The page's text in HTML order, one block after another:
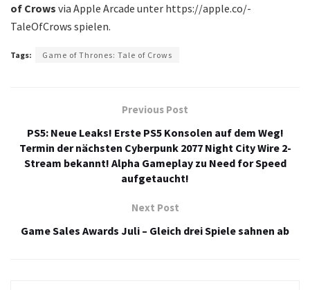
of Crows via Apple Arcade unter https://apple.co/-
TaleOfCrows spielen.
Tags: Game of Thrones: Tale of Crows
Previous Post
PS5: Neue Leaks! Erste PS5 Konsolen auf dem Weg!
Termin der nächsten Cyberpunk 2077 Night City Wire 2-
Stream bekannt! Alpha Gameplay zu Need for Speed
aufgetaucht!
Next Post
Game Sales Awards Juli – Gleich drei Spiele sahnen ab